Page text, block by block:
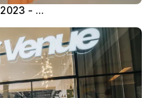
2023 - ...